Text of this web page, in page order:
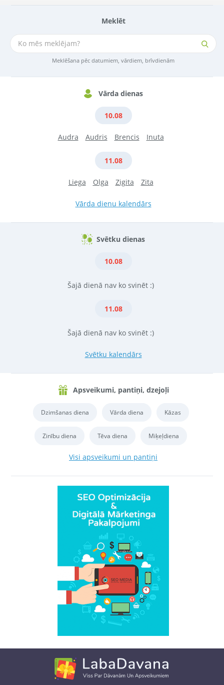
Meklēt
Meklēšana pēc datumiem, vārdiem, brīvdienām
Vārda dienas
10.08
Audra Audris Brencis Inuta
11.08
Liega Olga Zigita Zita
Vārda dienu kalendārs
Svētku dienas
10.08
Šajā dienā nav ko svinēt :)
11.08
Šajā dienā nav ko svinēt :)
Svētku kalendārs
Apsveikumi, pantiņi, dzejoļi
Dzimšanas diena Vārda diena Kāzas
Zinību diena Tēva diena Miķeļdiena
Visi apsveikumi un pantiņi